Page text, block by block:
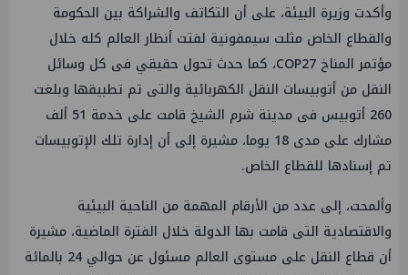
وأكدت وزيرة البيئة، على أن التكاتف والشراكة بين الحكومة
والقطاع الخاص مثلت سيمفونية لفتت أنظار العالم كله خلال
مؤتمر المناخ COP27، كما حدث تحول حقيقي فى كل وسائل
النقل من أتوبيسات النقل الكهربائية والتى تم تطبيقها وبلغت
260 أتوبيس فى مدينة شرم الشيخ قامت على خدمة 51 ألف
مشارك على مدى 18 يوما، مشيرة إلى أن إدارة تلك الإتوبيسات
تم إسنادها للقطاع الخاص.
وألمحت، إلى عدد من الأرقام المهمة من الناحية البيئية
والاقتصادية التى قامت بها الدولة خلال الفترة الماضية، مشيرة
أن قطاع النقل على مستوى العالم مسئول عن حوالي 24 بالمائة